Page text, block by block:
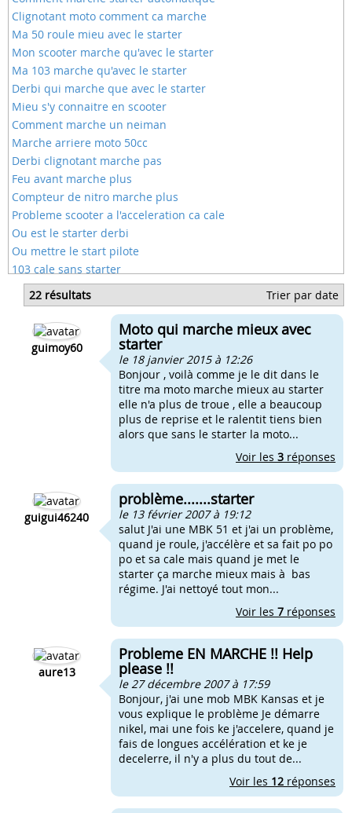
Clignotant moto comment ca marche
Ma 50 roule mieu avec le starter
Mon scooter marche qu'avec le starter
Ma 103 marche qu'avec le starter
Derbi qui marche que avec le starter
Mieu s'y connaitre en scooter
Comment marche un neiman
Marche arriere moto 50cc
Derbi clignotant marche pas
Feu avant marche plus
Compteur de nitro marche plus
Probleme scooter a l'acceleration ca cale
Ou est le starter derbi
Ou mettre le start pilote
103 cale sans starter
Changer cable starter mobylette
Comment regler starter dellorto
Comment réparer starter moto
Demarrage au start pilote
22 résultats Trier par date
guimoy60
Moto qui marche mieux avec
starter
le 18 janvier 2015 à 12:26
Bonjour , voilà comme je le dit dans le
titre ma moto marche mieux au starter
elle n'a plus de troue , elle a beaucoup
plus de reprise et le ralentit tiens bien
alors que sans le starter la moto...
Voir les 3 réponses
guigui46240
problème.......starter
le 13 février 2007 à 19:12
salut J'ai une MBK 51 et j'ai un problème,
quand je roule, j'accélère et sa fait po po
po et sa cale mais quand je met le
starter ça marche mieux mais à bas
régime. J'ai nettoyé tout mon...
Voir les 7 réponses
aure13
Probleme EN MARCHE !! Help
please !!
le 27 décembre 2007 à 17:59
Bonjour, j'ai une mob MBK Kansas et je
vous explique le problème Je démarre
nikel, mai une fois ke j'accelere, quand je
fais de longues accélération et ke je
decelerre, il n'y a plus du tout de...
Voir les 12 réponses